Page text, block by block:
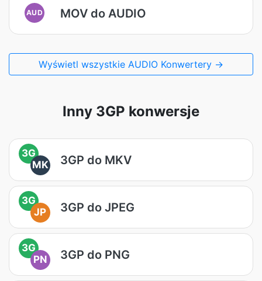
AUD MOV do AUDIO
Wyświetl wszystkie AUDIO Konwertery →
Inny 3GP konwersje
3G
MK
3GP do MKV
3G
JP
3GP do JPEG
3G
PN
3GP do PNG